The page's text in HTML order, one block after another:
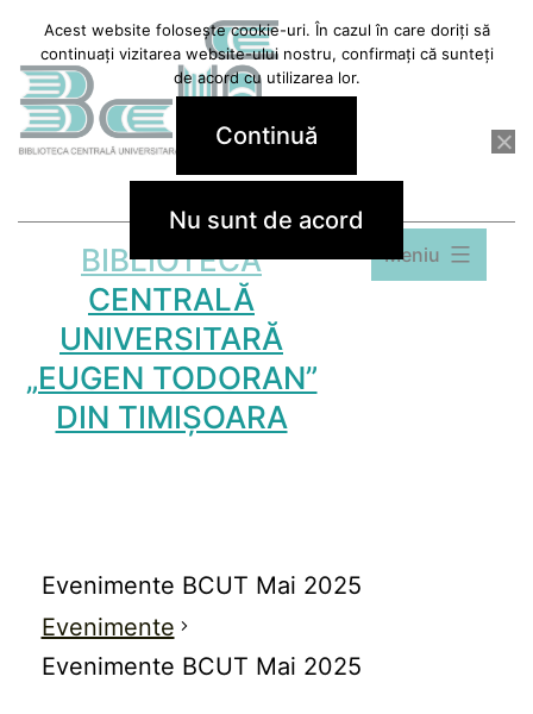
conținut
BIBLIOTECA
CENTRALĂ
UNIVERSITARĂ
„EUGEN TODORAN”
DIN TIMIȘOARA
Meniu
Evenimente BCUT Mai 2025
Evenimente
Evenimente BCUT Mai 2025
Acest website folosește cookie-uri. În cazul în care doriți să
continuați vizitarea website-ului nostru, confirmați că sunteți
de acord cu utilizarea lor.
Continuă
Nu sunt de acord